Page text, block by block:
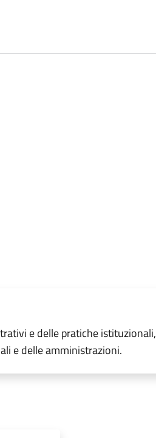
e delle pratiche istituzionali,
e delle amministrazioni.